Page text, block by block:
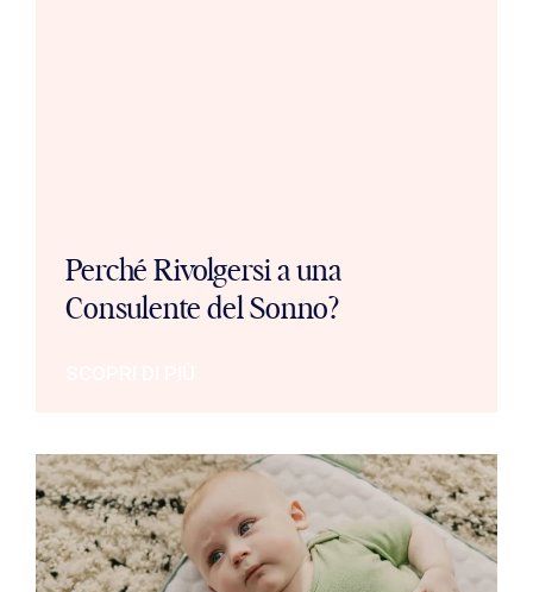
Perché Rivolgersi a una
Consulente del Sonno?